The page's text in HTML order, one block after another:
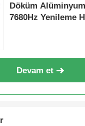
Döküm
7680Hz Yenileme
Devam et